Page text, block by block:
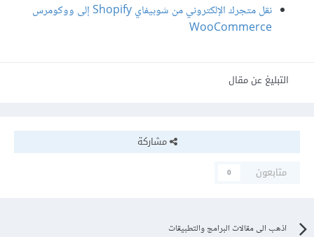
نقل متجرك الإلكتروني من شوبيفاي Shopify إلى ووكومرس
WooCommerce
التبليغ عن مقال
مشاركة
متابعون
0
اذهب الى مقالات البرامج والتطبيقات